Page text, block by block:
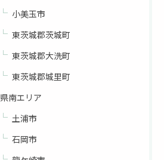
小美玉市
東茨城郡茨城町
東茨城郡大洗町
東茨城郡城里町
県南エリア
土浦市
石岡市